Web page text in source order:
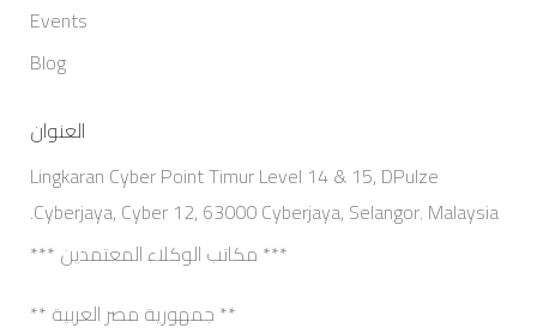
Events
Blog
العنوان
Lingkaran Cyber Point Timur Level 14 & 15, DPulze
Cyberjaya, Cyber 12, 63000 Cyberjaya, Selangor. Malaysia.
*** مكاتب الوكلاء المعتمدين ***
** جمهورية مصر العربية **